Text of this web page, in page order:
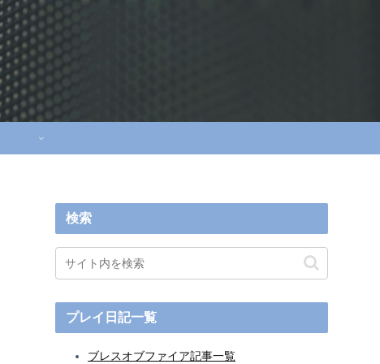
検索
プレイ日記一覧
ブレスオブファイア記事一覧